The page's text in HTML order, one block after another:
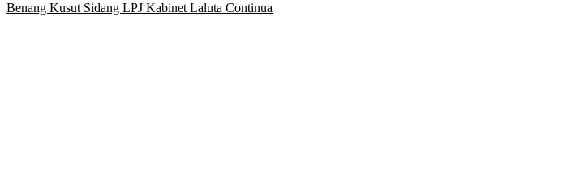
Benang Kusut Sidang LPJ Kabinet Laluta Continua